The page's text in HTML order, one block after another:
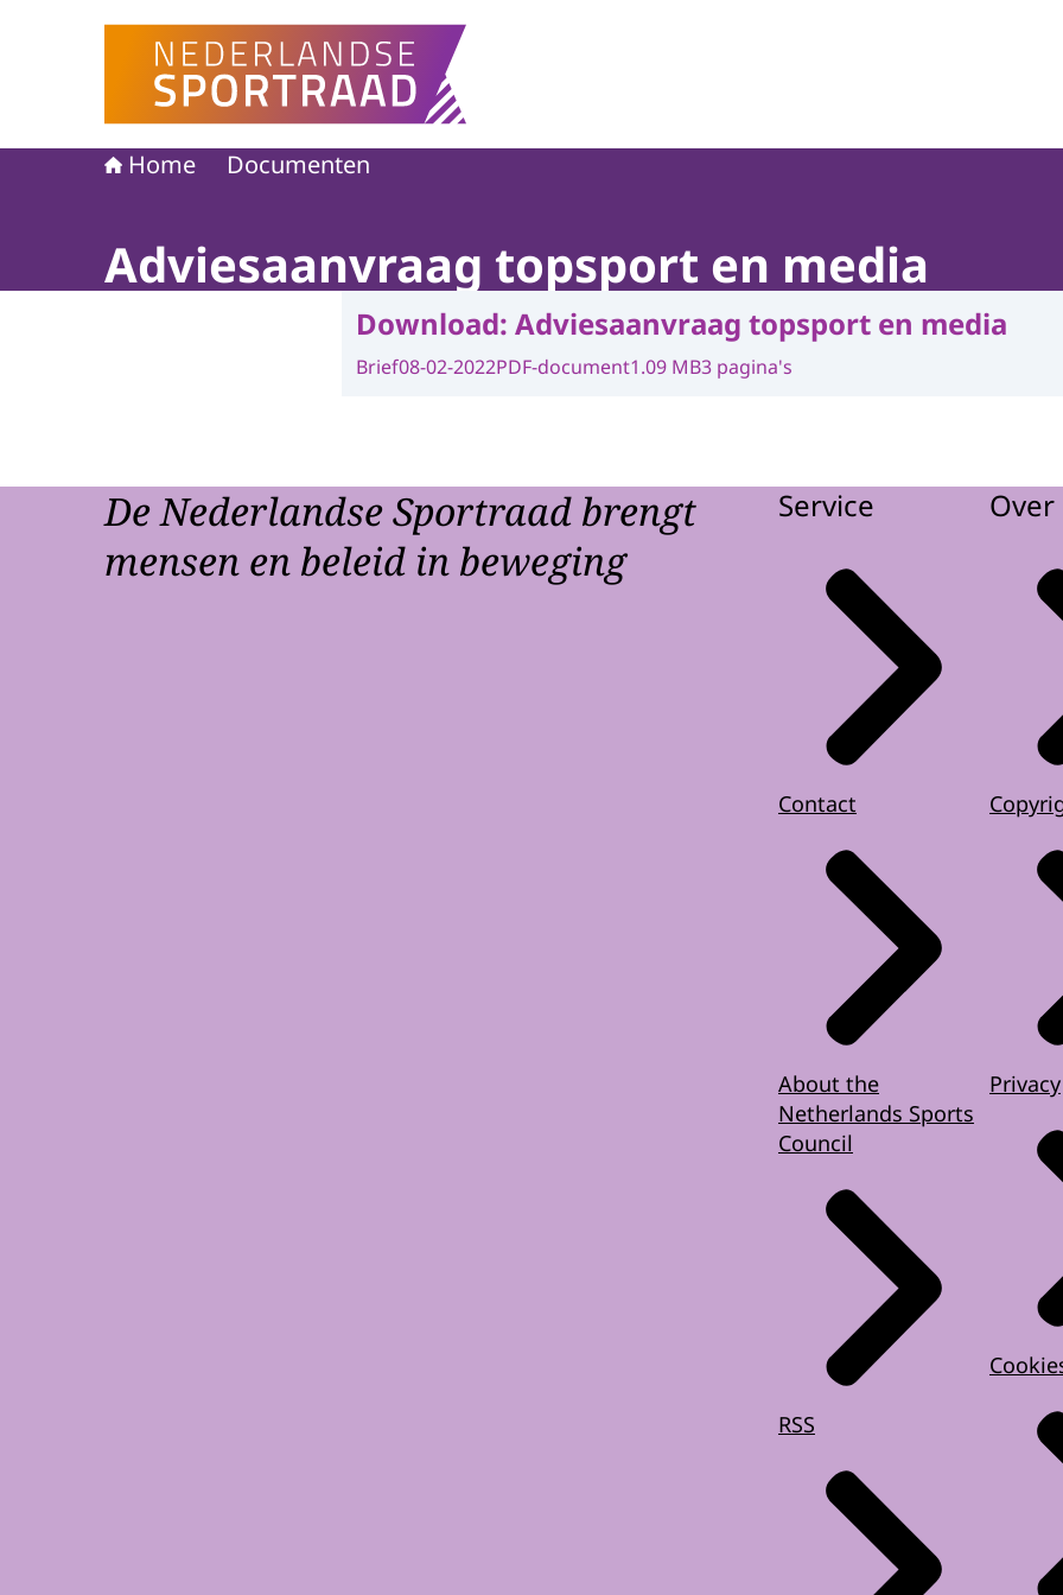
Home Documenten
Adviesaanvraag topsport en media
Download: Adviesaanvraag topsport en media
Brief08-02-2022PDF-document1.09 MB3 pagina's
De Nederlandse Sportraad brengt
mensen en beleid in beweging
Service
Contact
About the
Netherlands Sports
Council
RSS
Privacy